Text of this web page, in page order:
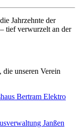
Jahrzehnte der
tief verwurzelt an der
unseren Verein
Elektro